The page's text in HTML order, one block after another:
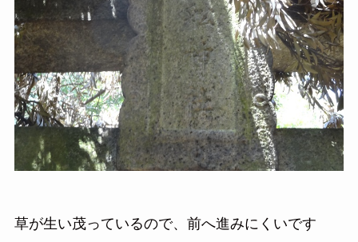
草が生い茂っているので、前へ進みにくいです